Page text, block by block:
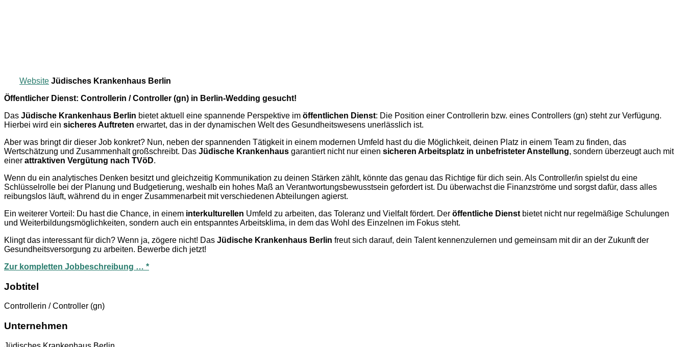
Website Jüdisches Krankenhaus Berlin
Öffentlicher Dienst: Controllerin / Controller (gn) in Berlin-Wedding gesucht!
Das Jüdische Krankenhaus Berlin bietet aktuell eine spannende Perspektive im öffentlichen Dienst: Die Position einer Controllerin bzw. eines Controllers (gn) steht zur Verfügung.
Hierbei wird ein sicheres Auftreten erwartet, das in der dynamischen Welt des Gesundheitswesens unerlässlich ist.
Aber was bringt dir dieser Job konkret? Nun, neben der spannenden Tätigkeit in einem modernen Umfeld hast du die Möglichkeit, deinen Platz in einem Team zu finden, das
Wertschätzung und Zusammenhalt großschreibt. Das Jüdische Krankenhaus garantiert nicht nur einen sicheren Arbeitsplatz in unbefristeter Anstellung, sondern überzeugt auch mit
einer attraktiven Vergütung nach TVöD.
Wenn du ein analytisches Denken besitzt und gleichzeitig Kommunikation zu deinen Stärken zählt, könnte das genau das Richtige für dich sein. Als Controller/in spielst du eine
Schlüsselrolle bei der Planung und Budgetierung, weshalb ein hohes Maß an Verantwortungsbewusstsein gefordert ist. Du überwachst die Finanzströme und sorgst dafür, dass alles
reibungslos läuft, während du in enger Zusammenarbeit mit verschiedenen Abteilungen agierst.
Ein weiterer Vorteil: Du hast die Chance, in einem interkulturellen Umfeld zu arbeiten, das Toleranz und Vielfalt fördert. Der öffentliche Dienst bietet nicht nur regelmäßige Schulungen
und Weiterbildungsmöglichkeiten, sondern auch ein entspanntes Arbeitsklima, in dem das Wohl des Einzelnen im Fokus steht.
Klingt das interessant für dich? Wenn ja, zögere nicht! Das Jüdische Krankenhaus Berlin freut sich darauf, dein Talent kennenzulernen und gemeinsam mit dir an der Zukunft der
Gesundheitsversorgung zu arbeiten. Bewerbe dich jetzt!
Zur kompletten Jobbeschreibung … *
Jobtitel
Controllerin / Controller (gn)
Unternehmen